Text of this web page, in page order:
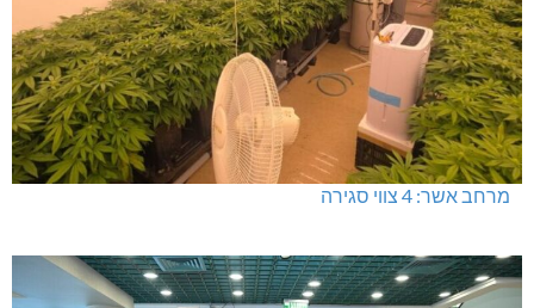
מרחב אשר: 4 צווי סגירה